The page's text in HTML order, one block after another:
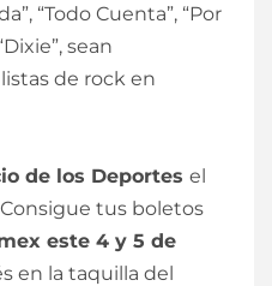
“Todo Cuenta”, “Por
sean
de rock en
de los Deportes el
Consigue tus boletos
este 4 y 5 de
en la taquilla del